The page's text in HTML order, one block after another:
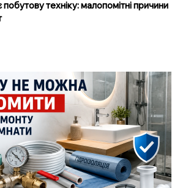
техніку: малопомітні причини